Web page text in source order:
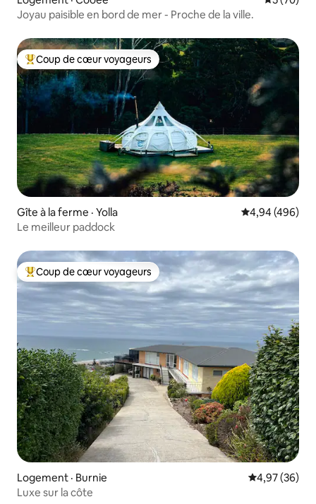
Joyau paisible en bord de mer - Proche de la ville.
Coup de cœur voyageurs parmi les plus aimés
Coup de cœur voyageurs
Gîte à la ferme · Yolla Note
4,94 (496)
Le meilleur paddock
Coup de cœur voyageurs parmi les plus aimés
Coup de cœur voyageurs
Logement · Burnie Note
4,97 (36)
Luxe sur la côte